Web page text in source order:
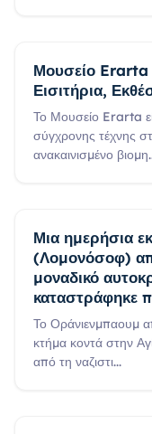
Μουσείο Erarta
Εισιτήρια,
Το Μουσείο Erarta
σύγχρονης τέχνης
ανακαινισμένο βιομη
Μια ημερήσια
(Λομονόσοφ)
μοναδικό
καταστράφηκε
Το Οράνιενμπαουμ
κτήμα κοντά στην
από τη ναζιστι...